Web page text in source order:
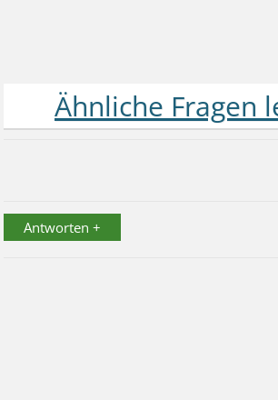
Antworten +